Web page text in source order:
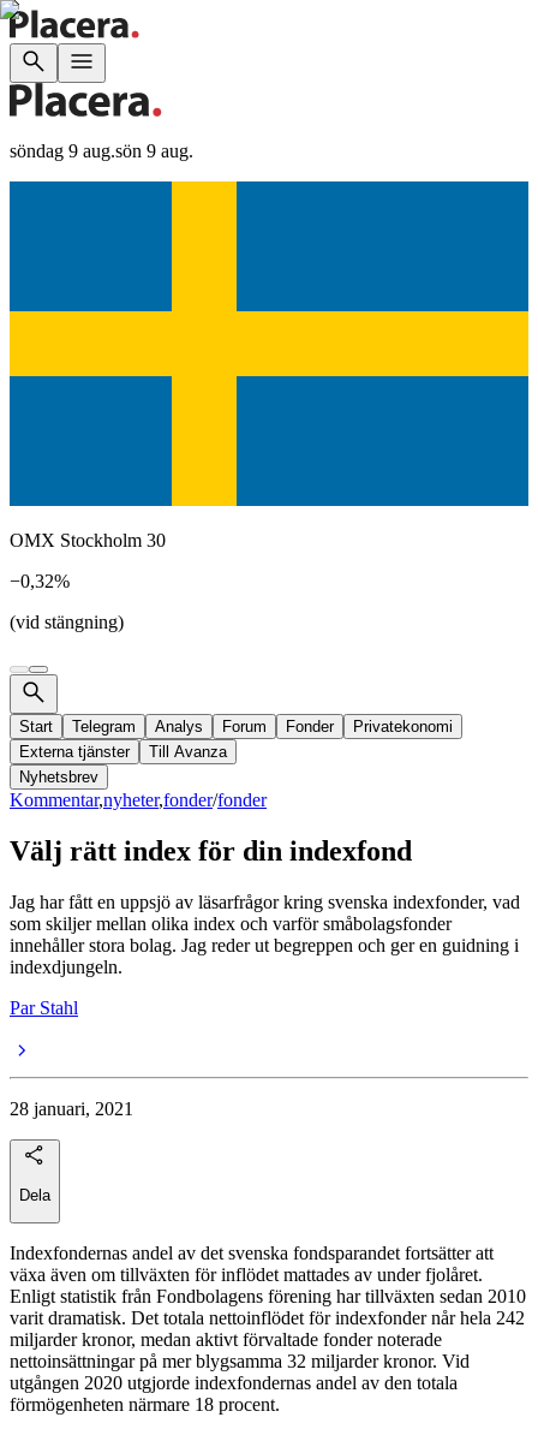
söndag 9 aug.sön 9 aug.
OMX Stockholm 30
−0,32%
(vid stängning)
Start Telegram Analys Forum Fonder
Privatekonomi
Externa tjänster
Till Avanza
Nyhetsbrev
Kommentar,nyheter,fonder/fonder
Välj rätt index för din indexfond
Jag har fått en uppsjö av läsarfrågor kring svenska indexfonder, vad
som skiljer mellan olika index och varför småbolagsfonder
innehåller stora bolag. Jag reder ut begreppen och ger en guidning i
indexdjungeln.
Par Stahl
28 januari, 2021
Dela
Indexfondernas andel av det svenska fondsparandet fortsätter att
växa även om tillväxten för inflödet mattades av under fjolåret.
Enligt statistik från Fondbolagens förening har tillväxten sedan 2010
varit dramatisk. Det totala nettoinflödet för indexfonder når hela 242
miljarder kronor, medan aktivt förvaltade fonder noterade
nettoinsättningar på mer blygsamma 32 miljarder kronor. Vid
utgången 2020 utgjorde indexfondernas andel av den totala
förmögenheten närmare 18 procent.